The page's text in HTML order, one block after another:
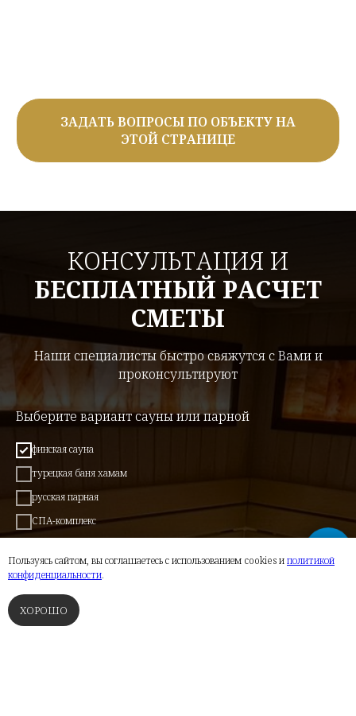
ФИНСКИЕ САУНЫ
ЗАДАТЬ ВОПРОСЫ ПО ОБЪЕКТУ НА
ЭТОЙ СТРАНИЦЕ
КОНСУЛЬТАЦИЯ И
БЕСПЛАТНЫЙ РАСЧЕТ
СМЕТЫ
Наши специалисты быстро свяжутся с Вами и
проконсультируют
Выберите вариант сауны или парной
финская сауна
турецкая баня хамам
русская парная
СПА-комплекс
бассейн
полки и банная мебель
свой вариант
Пользуясь сайтом, вы соглашаетесь с использованием cookies иполитикой
конфиденциальности.
ХОРОШО